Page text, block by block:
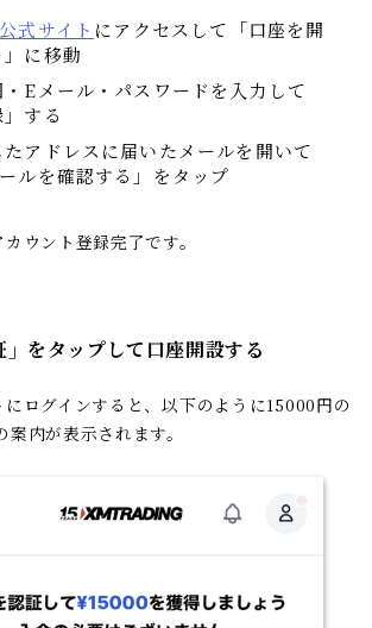
式サイト にアクセスして「口座を開
に移動
・Eメール・パスワードを入力して
」する
アドレスに届いたメールを開いて
ールを確認する」をタップ
ウント登録完了です。
」をタップして口座開設する
ログインすると、以下のように15000円の
案内が表示されます。